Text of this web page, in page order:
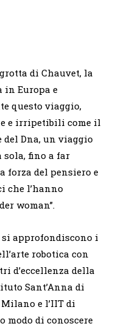
di Chauvet, la
in Europa e
questo viaggio,
e irripetibili come il
del Dna, un viaggio
sola, fino a far
forza del pensiero e
che l’hanno
woman”.
approfondiscono i
robotica con
d’eccellenza della
Sant’Anna di
e l’IIT di
modo di conoscere